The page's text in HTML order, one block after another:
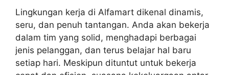
Lingkungan kerja di Alfamart dikenal dinamis,
seru, dan penuh tantangan. Anda akan bekerja
dalam tim yang solid, menghadapi berbagai
jenis pelanggan, dan terus belajar hal baru
setiap hari. Meskipun dituntut untuk bekerja